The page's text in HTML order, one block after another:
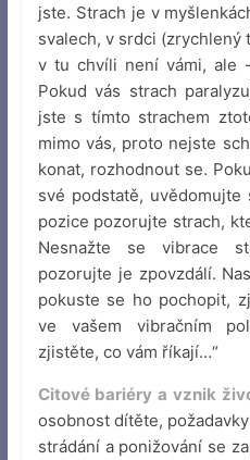
jste. Strach je v
svalech, v srdci (zrychlený
v tu chvíli není vámi, ale
Pokud vás strach
jste s tímto strachem
mimo vás, proto nejste
konat, rozhodnout se.
své podstatě,
pozice pozorujte strach,
Nesnažte se vibrace
pozorujte je zpovzdálí.
pokuste se ho pochopit,
ve vašem vibračním
zjistěte, co vám říkají…“
Citové bariéry a vznik
osobnost dítěte,
strádání a ponižování se